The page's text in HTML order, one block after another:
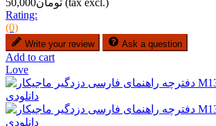
Rating:
(0)
Write your review Ask a question
Add to cart
Love